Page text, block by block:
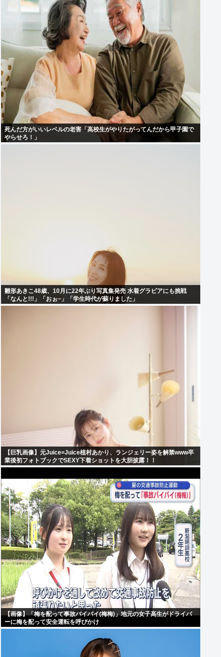
死んだ方がいいレベルの老害「高校生がやりたがってんだから甲子園で
やらせろ！」
雛形あきこ48歳、10月に22年ぶり写真集発売 水着グラビアにも挑戦
「なんと!!!」「おぉ~」「学生時代が蘇りました」
【巨乳画像】元Juice=Juice植村あかり、ランジェリー姿を解禁www卒
業後初フォトブックでSEXY下着ショットを大胆披露！！
【画像】「梅を配って事故バイバイ(梅梅)」地元の女子高生がドライバ
ーに梅を配って安全運転を呼びかけ